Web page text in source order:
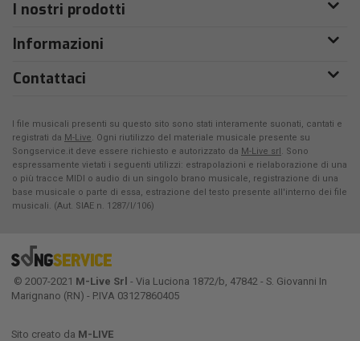
I nostri prodotti
Informazioni
Contattaci
I file musicali presenti su questo sito sono stati interamente suonati, cantati e
registrati da M-Live. Ogni riutilizzo del materiale musicale presente su
Songservice.it deve essere richiesto e autorizzato da M-Live srl. Sono
espressamente vietati i seguenti utilizzi: estrapolazioni e rielaborazione di una
o più tracce MIDI o audio di un singolo brano musicale, registrazione di una
base musicale o parte di essa, estrazione del testo presente all'interno dei file
musicali. (Aut. SIAE n. 1287/I/106)
© 2007-2021 M-Live Srl - Via Luciona 1872/b, 47842 - S. Giovanni In
Marignano (RN) - P.IVA 03127860405
Sito creato da M-LIVE